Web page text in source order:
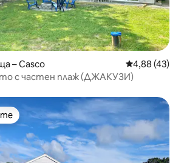
– Casco Средна
4,88 (43)
с частен плаж (ДЖАКУЗИ)